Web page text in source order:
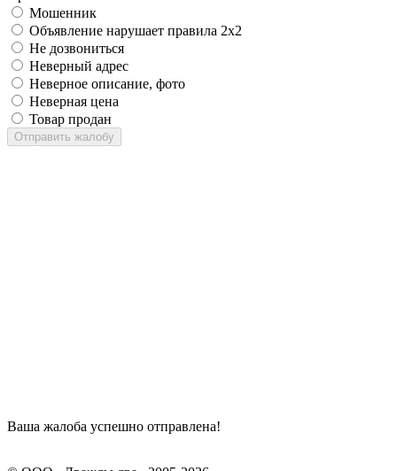
Мошенник
Объявление нарушает правила 2x2
Не дозвониться
Неверный адрес
Неверное описание, фото
Неверная цена
Товар продан
Отправить жалобу
Ваша жалоба успешно отправлена!